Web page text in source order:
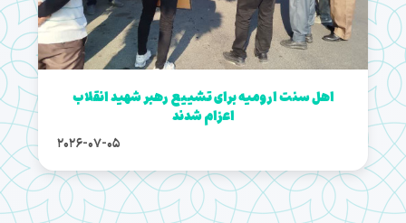
اهل سنت ارومیه برای تشییع رهبر شهید انقلاب
اعزام شدند
2026-07-05